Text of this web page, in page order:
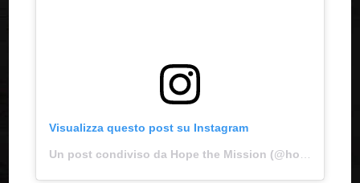
Visualizza questo post su Instagram
Un post condiviso da Hope the Mission (@hopeofthevalley)